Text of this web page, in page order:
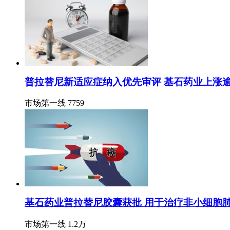
普拉替尼新适应症纳入优先审评 基石药业上涨
市场第一线 7759
基石药业普拉替尼胶囊获批 用于治疗非小细胞
市场第一线 1.2万